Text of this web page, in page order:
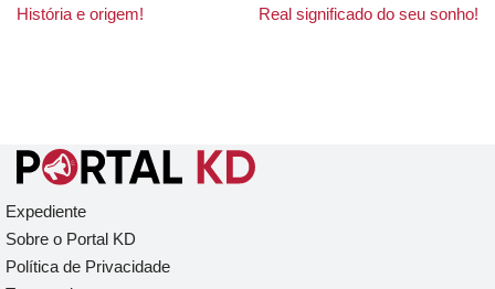
História e origem!
Real significado do seu sonho!
Expediente
Sobre o Portal KD
Política de Privacidade